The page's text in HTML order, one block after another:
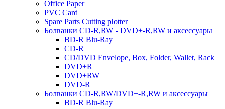
Office Paper
PVC Card
Spare Parts Cutting plotter
Болванки CD-R,RW - DVD+-R,RW и аксессуары
BD-R Blu-Ray
CD-R
CD/DVD Envelope, Box, Folder, Wallet, Rack
DVD+R
DVD+RW
DVD-R
Болванки CD-R,RW/DVD+-R,RW и аксессуары
BD-R Blu-Ray